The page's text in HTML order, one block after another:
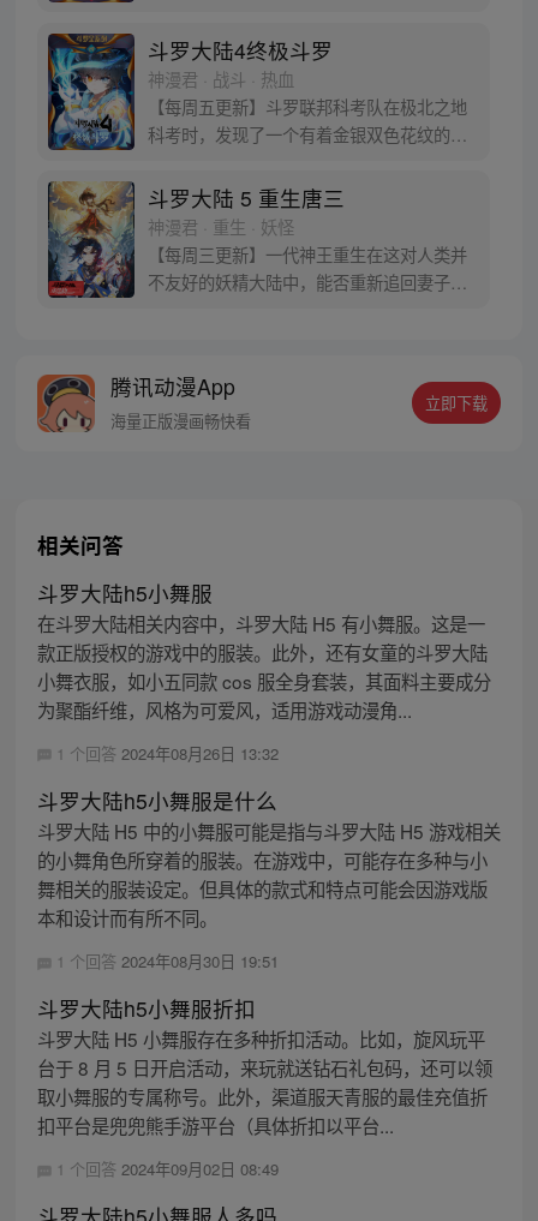
魂”遇上执着而顽强的少年唐舞麟，万众瞩目
的武魂传奇将再次被书写。我们不期待奇
迹，但要给奇迹一个机会。
斗罗大陆4终极斗罗
神漫君 · 战斗 · 热血
【每周五更新】斗罗联邦科考队在极北之地
科考时，发现了一个有着金银双色花纹的
于是赶忙将其带回研究所进行孵化。蛋孵化
出来了，可孵出来的是一个婴儿，一个和人
类一模一样的孩子；与此同时，联邦研究所
正在解冻一名银色长发女子，而一名蓝发青
年则在海滨被人发现
斗罗大陆 5 重生唐三
神漫君 · 重生 · 妖怪
【每周三更新】一代神王重生在这对人类并
不友好的妖精大陆中，能否重新追回妻子。
腾讯动漫App
海量正版漫画畅快看
立即下载
相关问答
斗罗大陆h5小舞服
在斗罗大陆相关内容中，斗罗大陆 H5 有小舞服。这是一
款正版授权的游戏中的服装。此外，还有女童的斗罗大陆
小舞衣服，如小五同款 cos 服全身套装，其面料主要成分
为聚酯纤维，风格为可爱风，适用游戏动漫角...
1 个回答 2024年08月26日 13:32
斗罗大陆h5小舞服是什么
斗罗大陆 H5 中的小舞服可能是指与斗罗大陆 H5 游戏相关
的小舞角色所穿着的服装。在游戏中，可能存在多种与小
舞相关的服装设定。但具体的款式和特点可能会因游戏版
本和设计而有所不同。
1 个回答 2024年08月30日 19:51
斗罗大陆h5小舞服折扣
斗罗大陆 H5 小舞服存在多种折扣活动。比如，旋风玩平
台于 8 月 5 日开启活动，来玩就送钻石礼包码，还可以领
取小舞服的专属称号。此外，渠道服天青服的最佳充值折
扣平台是兜兜熊手游平台（具体折扣以平台...
1 个回答 2024年09月02日 08:49